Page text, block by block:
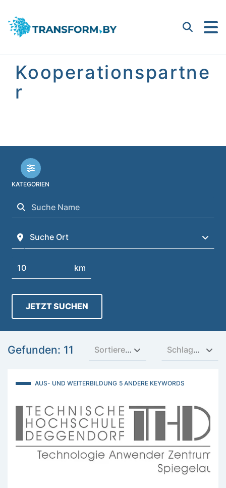
Bayern Innovativ GmbH
Suchen
Kooperationspartne
r
KATEGORIEN
Suchen
Suchen
Suche Ort
km
JETZT SUCHEN
Gefunden: 11 Sortieren nach Schlagwörter
AUS- UND WEITERBILDUNG 5 ANDERE KEYWORDS